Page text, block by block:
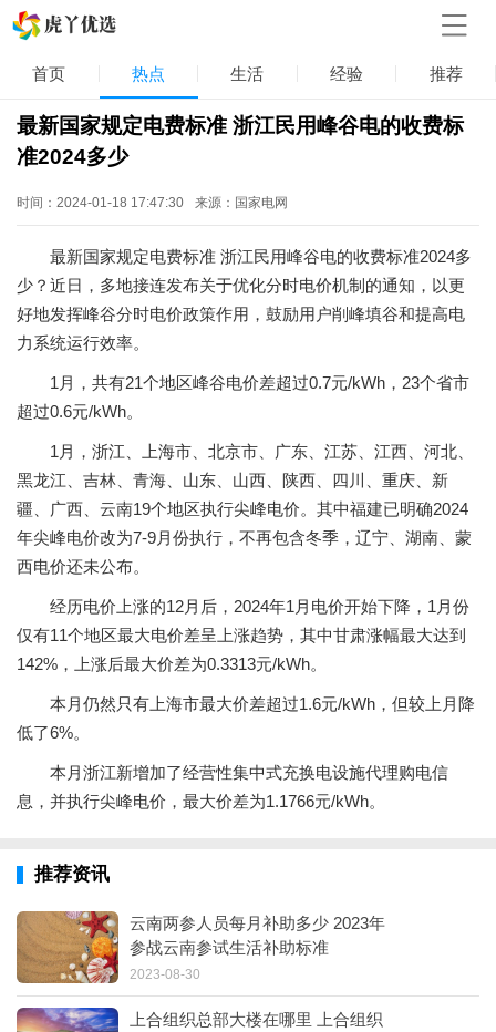
首页 热点 生活 经验 推荐
最新国家规定电费标准 浙江民用峰谷电的收费标
准2024多少
时间：2024-01-18 17:47:30 来源：国家电网
最新国家规定电费标准 浙江民用峰谷电的收费标准2024多
少？近日，多地接连发布关于优化分时电价机制的通知，以更
好地发挥峰谷分时电价政策作用，鼓励用户削峰填谷和提高电
力系统运行效率。
1月，共有21个地区峰谷电价差超过0.7元/kWh，23个省市
超过0.6元/kWh。
1月，浙江、上海市、北京市、广东、江苏、江西、河北、
黑龙江、吉林、青海、山东、山西、陕西、四川、重庆、新
疆、广西、云南19个地区执行尖峰电价。其中福建已明确2024
年尖峰电价改为7-9月份执行，不再包含冬季，辽宁、湖南、蒙
西电价还未公布。
经历电价上涨的12月后，2024年1月电价开始下降，1月份
仅有11个地区最大电价差呈上涨趋势，其中甘肃涨幅最大达到
142%，上涨后最大价差为0.3313元/kWh。
本月仍然只有上海市最大价差超过1.6元/kWh，但较上月降
低了6%。
本月浙江新增加了经营性集中式充换电设施代理购电信
息，并执行尖峰电价，最大价差为1.1766元/kWh。
推荐资讯
云南两参人员每月补助多少 2023年
参战云南参试生活补助标准
2023-08-30
上合组织总部大楼在哪里 上合组织